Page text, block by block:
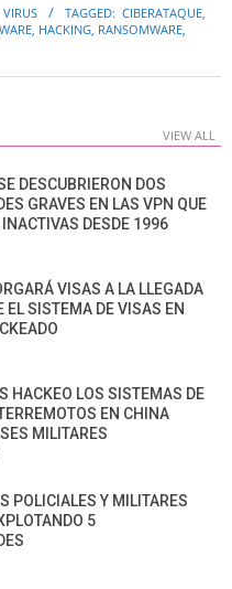
TAGGED: CIBERATAQUE,
, HACKING, RANSOMWARE,
VIEW ALL
DESCUBRIERON DOS
GRAVES EN LAS VPN QUE
DESDE 1996
VISAS A LA LLEGADA
EL SISTEMA DE VISAS EN
HACKEO LOS SISTEMAS DE
EN CHINA
MILITARES
POLICIALES Y MILITARES
5